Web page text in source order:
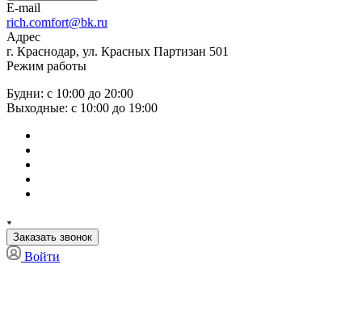
E-mail
rich.comfort@bk.ru
Адрес
г. Краснодар, ул. Красных Партизан 501
Режим работы
Будни: с 10:00 до 20:00
Выходные: с 10:00 до 19:00
Заказать звонок
Войти